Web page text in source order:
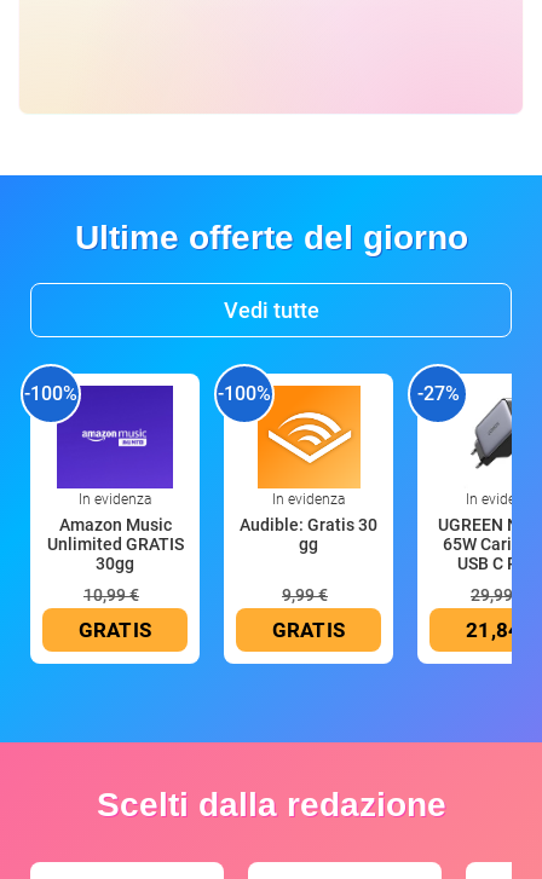
Ultime offerte del giorno
Vedi tutte
-100%
In evidenza
Amazon Music
Unlimited GRATIS
30gg
10,99 €
GRATIS
-100%
In evidenza
Audible: Gratis 30
gg
9,99 €
GRATIS
-27%
In evidenza
UGREEN
65W
USB C
29,99 €
21,84 €
Scelti dalla redazione